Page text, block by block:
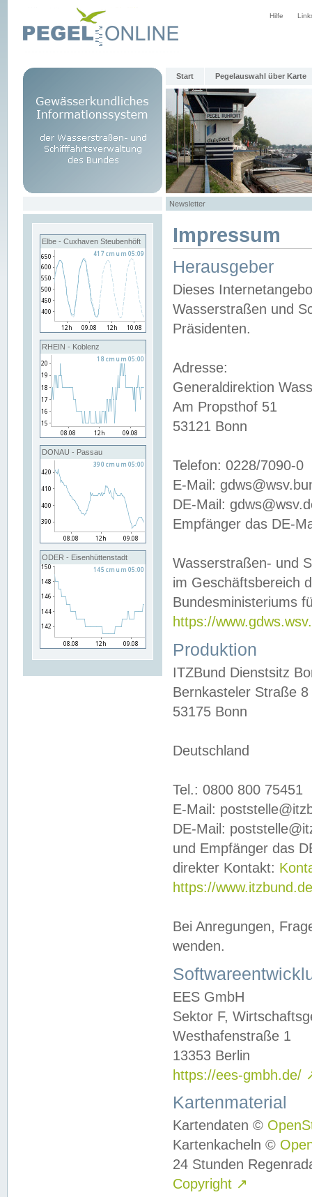
Hilfe
Start Pegelauswahl über Karte
Newsletter
Elbe - Cuxhaven Steubenhöft
RHEIN - Koblenz
DONAU - Passau
ODER - Eisenhüttenstadt
Impressum
Herausgeber
Dieses
Wasserstraßen und
Präsidenten.
Adresse:
Generaldirektion
Am Propsthof 51
53121 Bonn
Telefon: 0228/7090-0
E-Mail:
DE-Mail:
Empfänger das DE-
Wasserstraßen- und
im Geschäftsbereich
Bundesministeriums
https://
Produktion
ITZBund Dienstsitz
Bernkasteler Straße 8
53175 Bonn
Deutschland
Tel.: 0800 800 75451
E-Mail:
DE-Mail:
und Empfänger das
direkter Kontakt:
https://
Bei Anregungen,
wenden.
EES GmbH
Sektor F,
Westhafenstraße 1
13353 Berlin
https://ees-gmbh.de/
Kartenmaterial
Kartendaten ©
Kartenkacheln ©
24 Stunden
Copyright ↗